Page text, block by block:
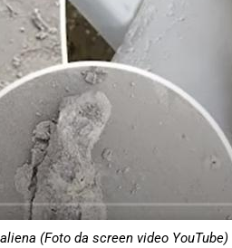
(Foto da screen video